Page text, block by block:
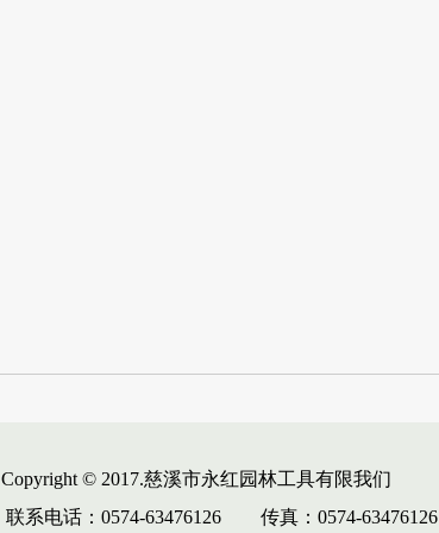
Copyright © 2017.慈溪市永红园林工具有限我们
联系电话：0574-63476126 传真：0574-63476126